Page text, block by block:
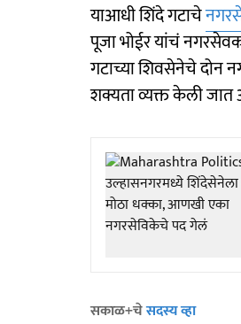
याआधी शिंदे गटाचे
पूजा भोईर यांचं
गटाच्या शिवसेनेचे दोन
शक्यता व्यक्त केली जात
सकाळ+चेसदस्य व्हा